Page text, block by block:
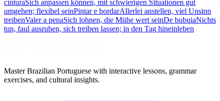
cinturaSich anpassen können, mit schwierigen Situationen gut
umgehen; flexibel seinPintar e bordarAllerlei anstellen, viel Unsinn
treibenValer a penaSich lohnen, die Mühe wert seinDe bubuiaNichts
tun, faul ausruhen, sich treiben lassen; in den Tag hineinleben
Master Brazilian Portuguese with interactive lessons, grammar
exercises, and cultural insights.